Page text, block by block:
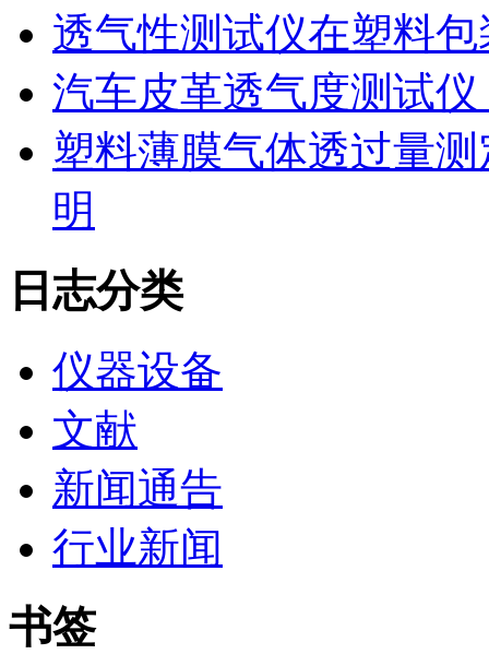
透气性测试仪在塑料
汽车皮革透气度测试
塑料薄膜气体透过量
明
日志分类
仪器设备
文献
新闻通告
行业新闻
书签